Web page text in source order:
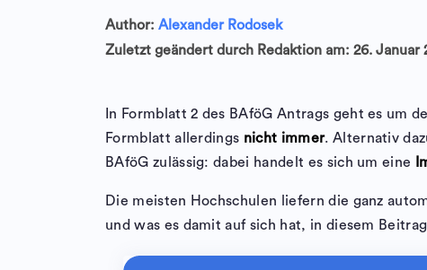
Author: Alexander Rodosek
Zuletzt geändert durch Redaktion am: 26. Januar
In Formblatt 2 des BAföG Antrags geht es um
Formblatt allerdings nicht immer. Alternativ
BAföG zulässig: dabei handelt es sich um eine
Die meisten Hochschulen liefern die ganz
und was es damit auf sich hat, in diesem